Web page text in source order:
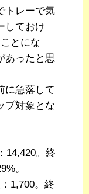
トレーで気
しておけ
とにな
あったと思
に急落して
プ対象とな
。終
。
。終